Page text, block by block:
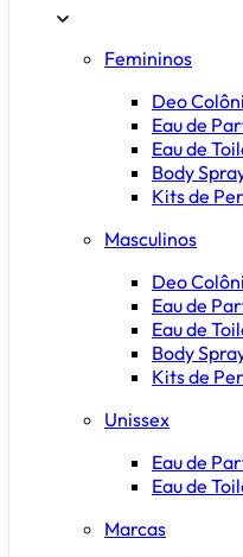
Femininos
Deo
Eau de
Eau de
Body
Kits de
Masculinos
Deo
Eau de
Eau de
Body
Kits de
Unissex
Eau de
Eau de
Marcas